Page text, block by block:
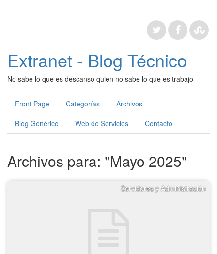
Extranet - Blog Técnico
No sabe lo que es descanso quien no sabe lo que es trabajo
Front Page Categorías Archivos
Blog Genérico Web de Servicios Contacto
Archivos para: "Mayo 2025"
Servidores y Administración